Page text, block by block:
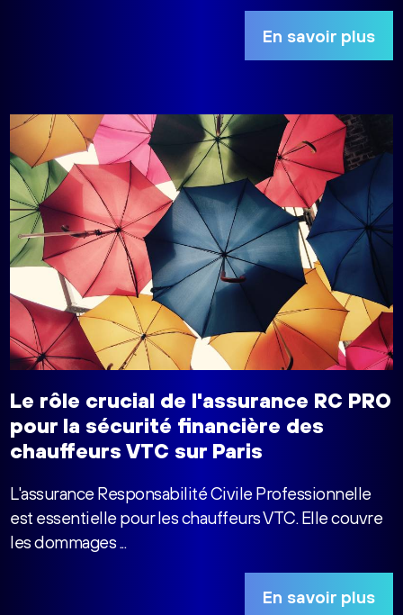
En savoir plus
Le rôle crucial de l'assurance RC PRO
pour la sécurité financière des
chauffeurs VTC sur Paris
L'assurance Responsabilité Civile Professionnelle
est essentielle pour les chauffeurs VTC. Elle couvre
les dommages ...
En savoir plus